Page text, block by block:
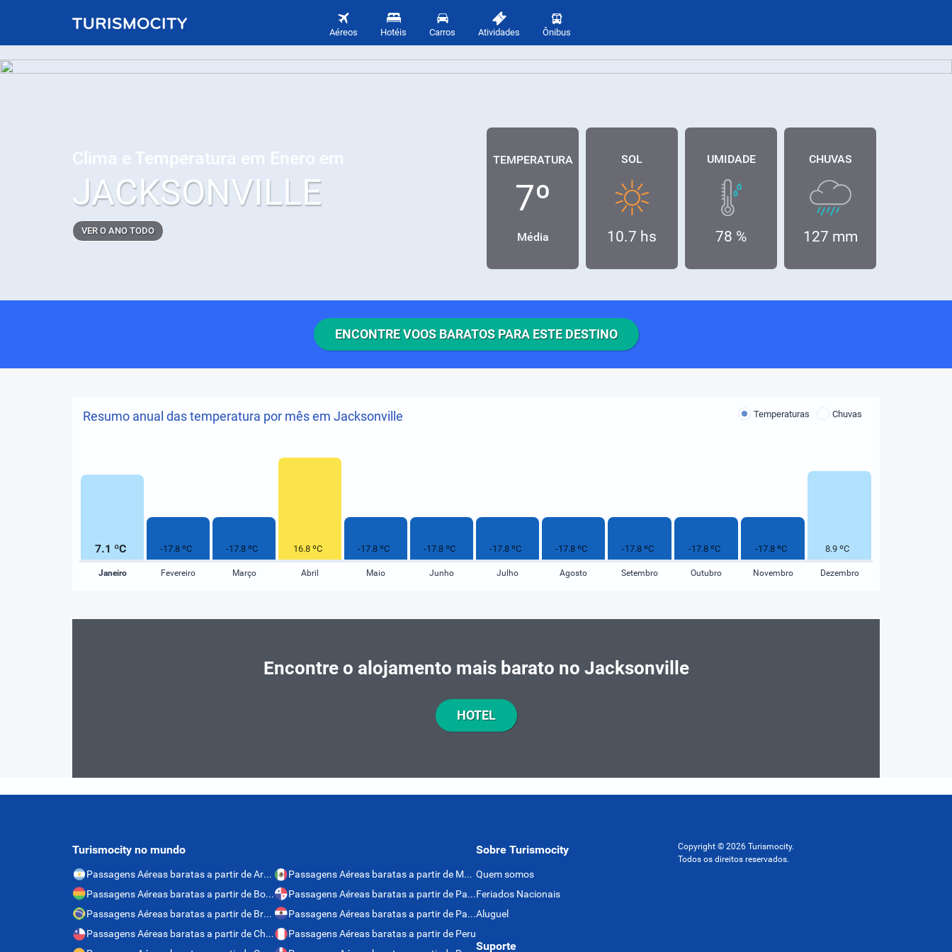
Aéreos Hotéis Carros Atividades Ônibus
Clima e Temperatura em Enero em
JACKSONVILLE
VER O ANO TODO
TEMPERATURA
7º
Média
SOL
10.7 hs
UMIDADE
78 %
CHUVAS
127 mm
ENCONTRE VOOS BARATOS PARA ESTE DESTINO
Resumo anual das temperatura por mês em Jacksonville Temperaturas Chuvas
7.1 ºC -17.8 ºC -17.8 ºC 16.8 ºC -17.8 ºC -17.8 ºC -17.8 ºC -17.8 ºC -17.8 ºC -17.8 ºC -17.8 ºC 8.9 ºC
Encontre o alojamento mais barato no Jacksonville
HOTEL
Turismocity no mundo
Passagens Aéreas baratas a partir de Argentina
Passagens Aéreas baratas a partir de Bolívia
Passagens Aéreas baratas a partir de Brasil
Passagens Aéreas baratas a partir de Chile
Passagens Aéreas baratas a partir de México
Passagens Aéreas baratas a partir de Panamá
Passagens Aéreas baratas a partir de Paraguai
Passagens Aéreas baratas a partir de Peru
Sobre Turismocity
Quem somos
Feriados Nacionais
Aluguel
Suporte
Copyright © 2026 Turismocity.
Todos os direitos reservados.